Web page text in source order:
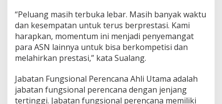
“Peluang masih terbuka lebar. Masih banyak waktu
dan kesempatan untuk terus berprestasi. Kami
harapkan, momentum ini menjadi penyemangat
para ASN lainnya untuk bisa berkompetisi dan
melahirkan prestasi,” kata Sualang.
Jabatan Fungsional Perencana Ahli Utama adalah
jabatan fungsional perencana dengan jenjang
tertinggi. Jabatan fungsional perencana memiliki